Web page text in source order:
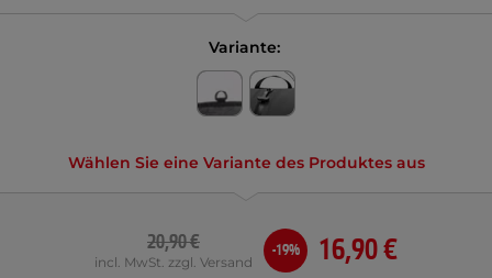
Variante:
Wählen Sie eine Variante des Produktes aus
16,90 €
20,90 €
incl. MwSt. zzgl. Versand
-19%